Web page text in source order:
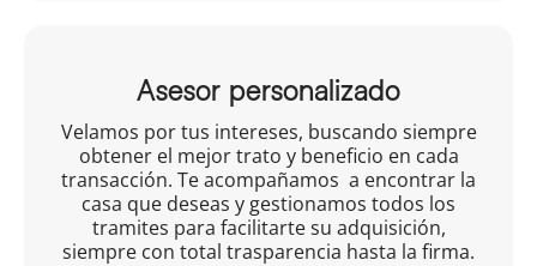
Asesor personalizado
Velamos por tus intereses, buscando siempre
obtener el mejor trato y beneficio en cada
transacción. Te acompañamos a encontrar la
casa que deseas y gestionamos todos los
tramites para facilitarte su adquisición,
siempre con total trasparencia hasta la firma.